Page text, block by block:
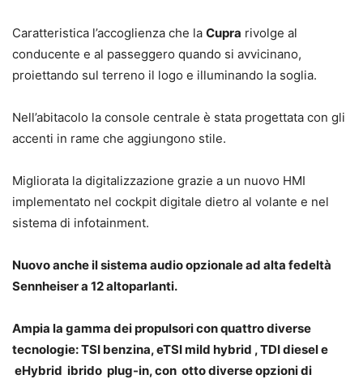
Caratteristica l’accoglienza che la Cupra rivolge al
conducente e al passeggero quando si avvicinano,
proiettando sul terreno il logo e illuminando la soglia.
Nell’abitacolo la console centrale è stata progettata con gli
accenti in rame che aggiungono stile.
Migliorata la digitalizzazione grazie a un nuovo HMI
implementato nel cockpit digitale dietro al volante e nel
sistema di infotainment.
Nuovo anche il sistema audio opzionale ad alta fedeltà
Sennheiser a 12 altoparlanti.
Ampia la gamma dei propulsori con quattro diverse
tecnologie: TSI benzina, eTSI mild hybrid , TDI diesel e
eHybrid ibrido plug-in, con otto diverse opzioni di